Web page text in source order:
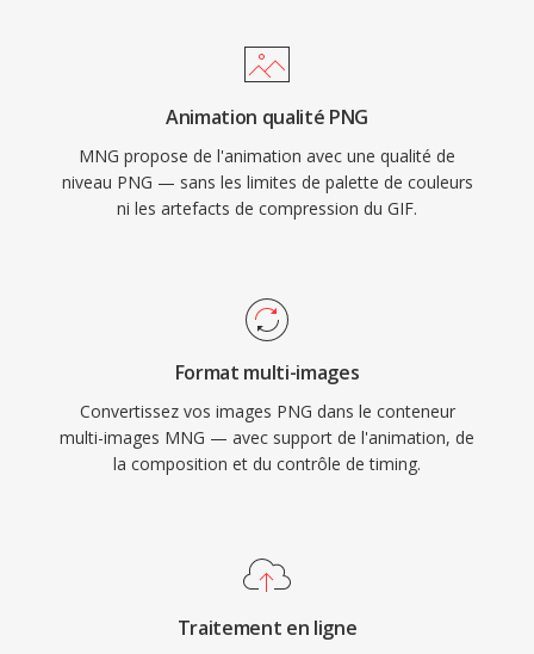
Animation qualité PNG
MNG propose de l'animation avec une qualité de
niveau PNG — sans les limites de palette de couleurs
ni les artefacts de compression du GIF.
Format multi-images
Convertissez vos images PNG dans le conteneur
multi-images MNG — avec support de l'animation, de
la composition et du contrôle de timing.
Traitement en ligne